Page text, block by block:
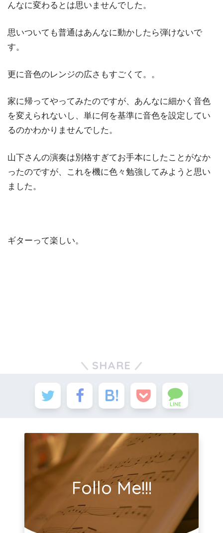
んなに変わるとは思いませんでした。
思いついても普通はあんなに動かしたら弾けないで
す。
更に音色のレンジの広さもすごくて。。
家に帰ってやってみたのですが、あんなに細かく音色
を変えられないし、単に何を基準に音色を設定してい
るのかわかりませんでした。
山下さんの演奏は別格すぎてお手本にしたことがなか
ったのですが、これを機に色々勉強してみようと思い
ました。
ギターって楽しい。
SHARE
LINE
Follo Me!!!